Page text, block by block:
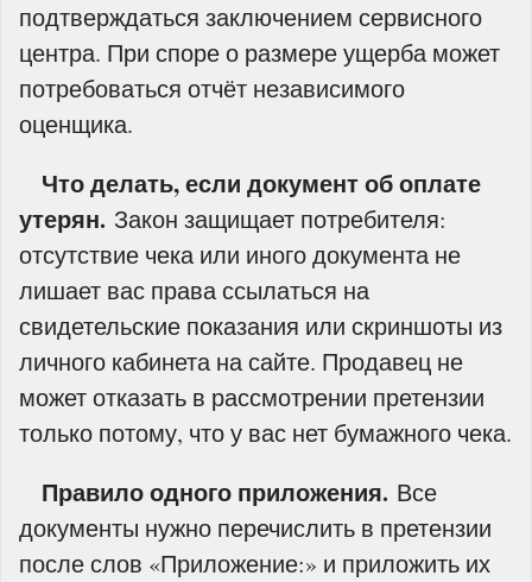
подтверждаться заключением сервисного
центра. При споре о размере ущерба может
потребоваться отчёт независимого
оценщика.
Что делать, если документ об оплате
утерян. Закон защищает потребителя:
отсутствие чека или иного документа не
лишает вас права ссылаться на
свидетельские показания или скриншоты из
личного кабинета на сайте. Продавец не
может отказать в рассмотрении претензии
только потому, что у вас нет бумажного чека.
Правило одного приложения. Все
документы нужно перечислить в претензии
после слов «Приложение:» и приложить их